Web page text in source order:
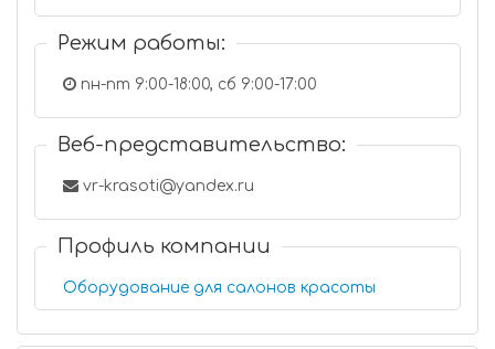
Режим работы:
пн-пт 9:00-18:00, сб 9:00-17:00
Веб-представительство:
vr-krasoti@yandex.ru
Профиль компании
Оборудование для салонов красоты